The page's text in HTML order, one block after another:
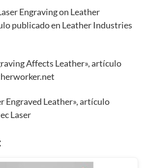
Engraving on Leather
publicado en Leather Industries
Affects Leather», artículo
Engraved Leather», artículo
Laser